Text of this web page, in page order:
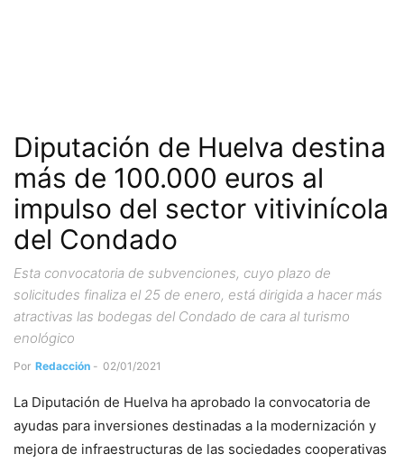
Diputación de Huelva destina
más de 100.000 euros al
impulso del sector vitivinícola
del Condado
Esta convocatoria de subvenciones, cuyo plazo de
solicitudes finaliza el 25 de enero, está dirigida a hacer más
atractivas las bodegas del Condado de cara al turismo
enológico
Por Redacción - 02/01/2021
La Diputación de Huelva ha aprobado la convocatoria de
ayudas para inversiones destinadas a la modernización y
mejora de infraestructuras de las sociedades cooperativas